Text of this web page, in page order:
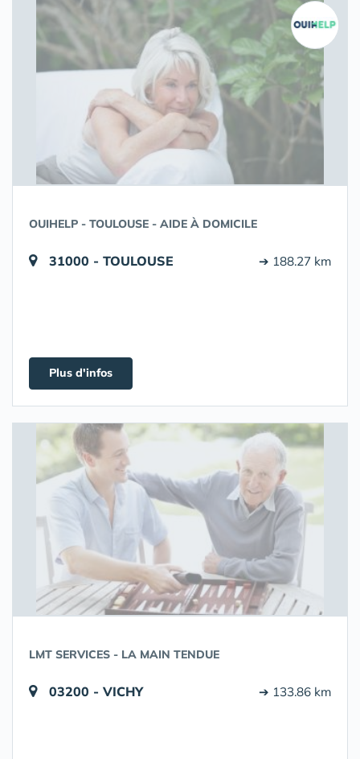
OUIHELP - TOULOUSE - AIDE À DOMICILE
31000 - TOULOUSE ➔ 188.27 km
Plus d'infos
LMT SERVICES - LA MAIN TENDUE
03200 - VICHY ➔ 133.86 km